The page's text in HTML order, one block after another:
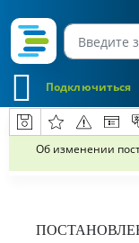
Подключиться
Об изменении